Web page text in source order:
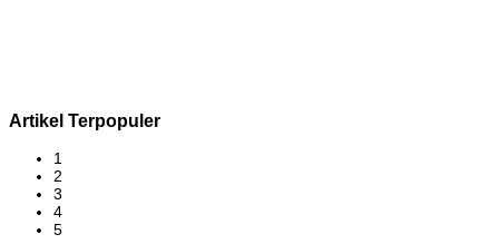
Artikel Terpopuler
1
2
3
4
5